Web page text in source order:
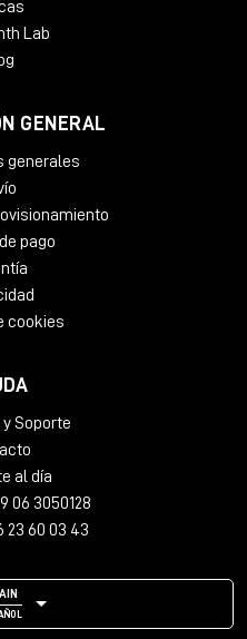
Lab
GENERAL
generales
pago
cookies
Soporte
al día
3050128
60 03 43